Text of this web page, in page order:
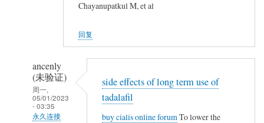
Chayanupatkul M, et al
回复
ancenly
(未验证)
周一,
05/01/2023
- 03:35
永久连接
side effects of long term use of
tadalafil
buy cialis online forum To lower the